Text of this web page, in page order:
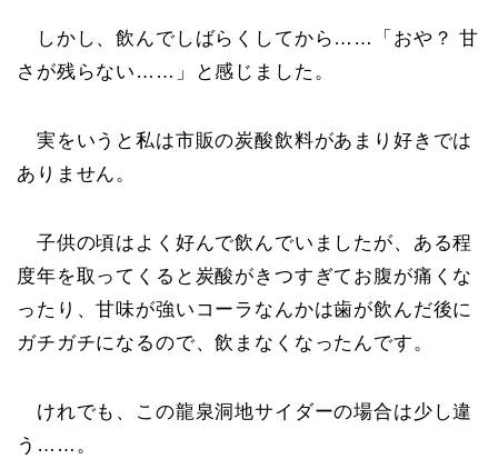
しかし、飲んでしばらくしてから……「おや？ 甘
さが残らない……」と感じました。
実をいうと私は市販の炭酸飲料があまり好きでは
ありません。
子供の頃はよく好んで飲んでいましたが、ある程
度年を取ってくると炭酸がきつすぎてお腹が痛くな
ったり、甘味が強いコーラなんかは歯が飲んだ後に
ガチガチになるので、飲まなくなったんです。
けれでも、この龍泉洞地サイダーの場合は少し違
う……。